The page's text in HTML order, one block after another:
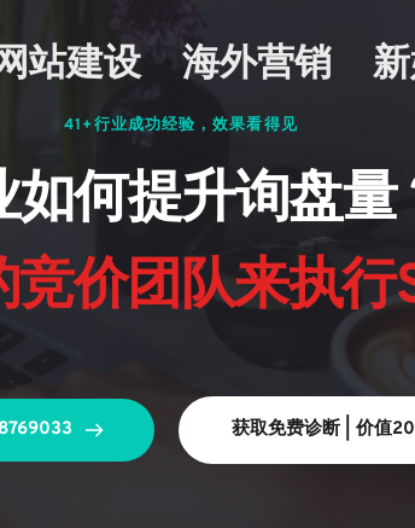
站建设 海外营销
41+行业成功经验，效果看得见
如何提升询盘量
价团队来执行
获取免费诊断 | 价值